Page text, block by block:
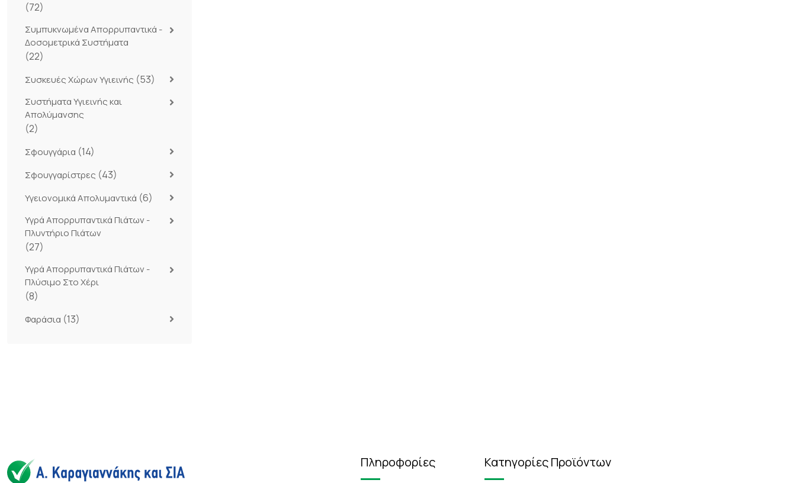
(72)
Συμπυκνωμένα Απορρυπαντικά -
Δοσομετρικά Συστήματα
(22)
Συσκευές Χώρων Υγιεινής (53)
Συστήματα Υγιεινής και
Απολύμανσης
(2)
Σφουγγάρια (14)
Σφουγγαρίστρες (43)
Υγειονομικά Απολυμαντικά (6)
Υγρά Απορρυπαντικά Πιάτων -
Πλυντήριο Πιάτων
(27)
Υγρά Απορρυπαντικά Πιάτων -
Πλύσιμο Στο Χέρι
(8)
Φαράσια (13)
Πληροφορίες Κατηγορίες Προϊόντων